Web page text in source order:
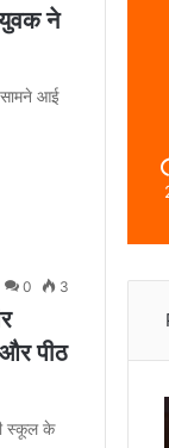
ने
आई
0 3
पीठ
स्कूल के